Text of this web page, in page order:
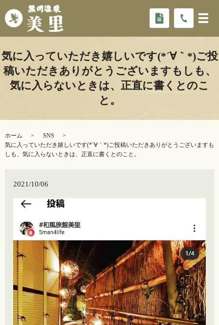
気に入っていただき嬉しいです(*´∀｀*)ご投
稿いただきありがとうございますもしも、
気に入らないときは、正直に書くとのこ
と。
ホーム
SNS
気に入っていただき嬉しいです(*´∀｀*)ご投稿いただきありがとうございますも
しも、気に入らないときは、正直に書くとのこと。
2021/10/06